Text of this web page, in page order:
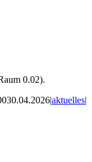
0.02).
30.04.2026|aktuelles|